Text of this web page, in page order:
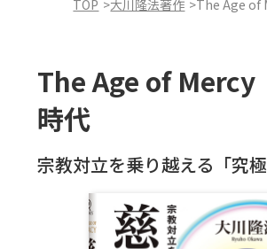
一般書
絵本
雑誌
TOP 大川隆法著作 The Age of
The Age of
時代
宗教対立を乗り越える「究極